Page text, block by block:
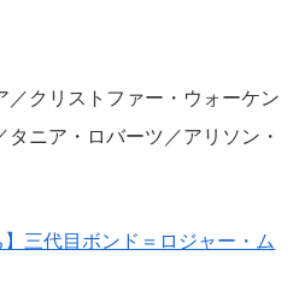
／クリストファー・ウォーケン
ニア・ロバーツ／アリソン・
】三代目ボンド＝ロジャー・ム